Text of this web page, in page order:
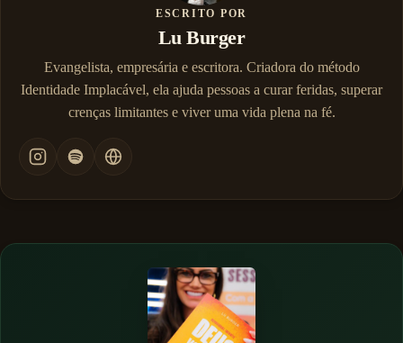
ESCRITO POR
Lu Burger
Evangelista, empresária e escritora. Criadora do método
Identidade Implacável, ela ajuda pessoas a curar feridas, superar
crenças limitantes e viver uma vida plena na fé.